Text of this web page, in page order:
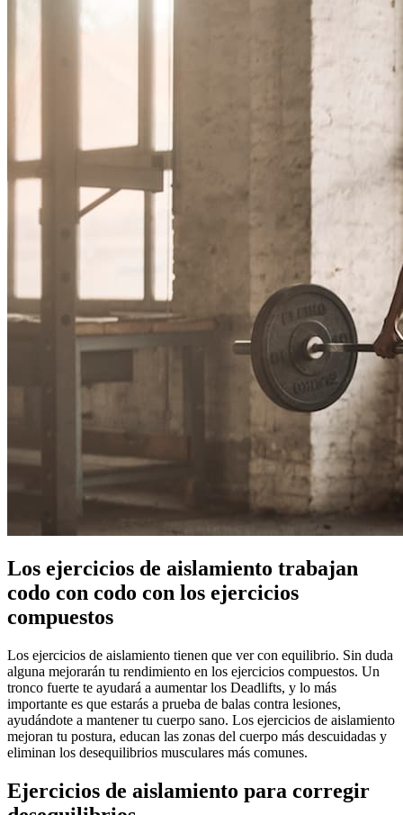
Los ejercicios de aislamiento trabajan
codo con codo con los ejercicios
compuestos
Los ejercicios de aislamiento tienen que ver con equilibrio. Sin duda
alguna mejorarán tu rendimiento en los ejercicios compuestos. Un
tronco fuerte te ayudará a aumentar los Deadlifts, y lo más
importante es que estarás a prueba de balas contra lesiones,
ayudándote a mantener tu cuerpo sano. Los ejercicios de aislamiento
mejoran tu postura, educan las zonas del cuerpo más descuidadas y
eliminan los desequilibrios musculares más comunes.
Ejercicios de aislamiento para corregir